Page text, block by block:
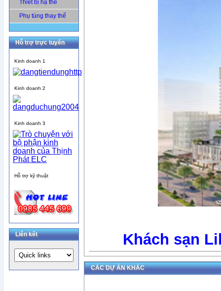
Thiết bị hạ thế
Phụ tùng thay thế
Hỗ trợ trực tuyến
Kinh doanh 1
Kinh doanh 2
Kinh doanh 3
Hỗ trợ kỹ thuật
Liên kết Khách sạn
CÁC DỰ ÁN KHÁC